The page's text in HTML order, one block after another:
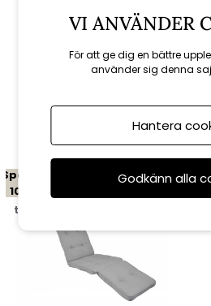
Brafab
5 120 kr
Spara
10%
till 16/8
VI ANVÄNDER
För att ge dig en bättre
använder sig denna
Hantera
Godkänn alla